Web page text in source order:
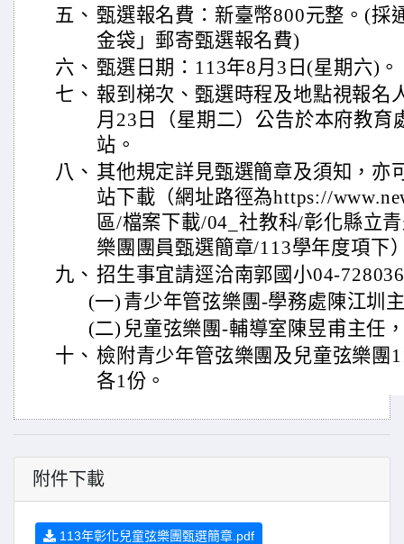
五、 甄選報名費：新臺幣800元整。(採
金袋」郵寄甄選報名費)
六、 甄選日期：113年8月3日(星期六)。
七、 報到梯次、甄選時程及地點視報名
月23日（星期二）公告於本府教育
站。
八、 其他規定詳見甄選簡章及須知，亦
站下載（網址路徑為https://
區/檔案下載/04_社教科/彰化縣立
樂團團員甄選簡章/113學年度項下
九、 招生事宜請逕洽南郭國小04-
(一) 青少年管弦樂團-學務處陳江圳
(二) 兒童弦樂團-輔導室陳昱甫主任
十、 檢附青少年管弦樂團及兒童弦樂團
各1份。
附件下載
113年彰化兒童弦樂團甄選簡章.pdf